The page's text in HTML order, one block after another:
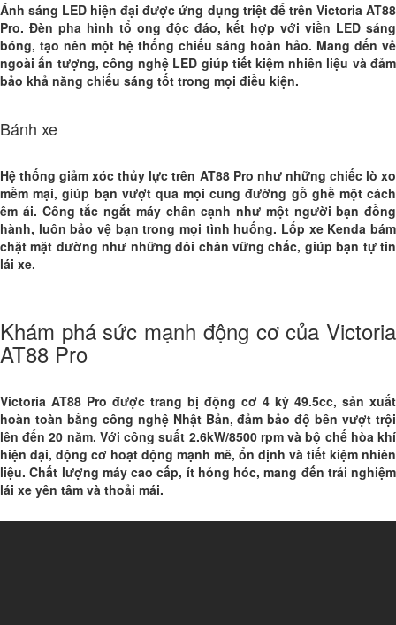
Ánh sáng LED hiện đại được ứng dụng triệt để trên Victoria AT88
Pro. Đèn pha hình tổ ong độc đáo, kết hợp với viền LED sáng
bóng, tạo nên một hệ thống chiếu sáng hoàn hảo. Mang đến vẻ
ngoài ấn tượng, công nghệ LED giúp tiết kiệm nhiên liệu và đảm
bảo khả năng chiếu sáng tốt trong mọi điều kiện.
Bánh xe
Hệ thống giảm xóc thủy lực trên AT88 Pro như những chiếc lò xo
mềm mại, giúp bạn vượt qua mọi cung đường gồ ghề một cách
êm ái. Công tắc ngắt máy chân cạnh như một người bạn đồng
hành, luôn bảo vệ bạn trong mọi tình huống. Lốp xe Kenda bám
chặt mặt đường như những đôi chân vững chắc, giúp bạn tự tin
lái xe.
Khám phá sức mạnh động cơ của Victoria
AT88 Pro
Victoria AT88 Pro được trang bị động cơ 4 kỳ 49.5cc, sản xuất
hoàn toàn bằng công nghệ Nhật Bản, đảm bảo độ bền vượt trội
lên đến 20 năm. Với công suất 2.6kW/8500 rpm và bộ chế hòa khí
hiện đại, động cơ hoạt động mạnh mẽ, ổn định và tiết kiệm nhiên
liệu. Chất lượng máy cao cấp, ít hỏng hóc, mang đến trải nghiệm
lái xe yên tâm và thoải mái.